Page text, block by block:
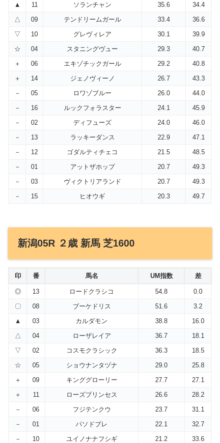
▲
11 ソランチャン 35.6
34.4
△
09 テンドリームガール 33.4
36.6
▽
10 グレヴィレア 30.1
39.9
☆
04 スタニングヴュー 29.3
40.7
＋
06 エキゾチックガール 29.2
40.8
＋
14 ジェノヴィーノ 26.7
43.3
－
05 ロワゾブルー 26.0
44.0
－
16 ルックフォラスター 24.1
45.9
－
02 ディフューズ 24.0
46.0
－
13 ラッキーダンス 22.9
47.1
－
12 ゴダルティチェコ 21.5
48.5
－
01 アットザホップ 20.7
49.3
－
03 ヴィクトリアランド 20.7
49.3
－
15 ヒオウギ 20.3 49.7
新潟05R ２歳 新馬 芝1600
印 番 馬名 UM指数 差
◎ 13 ロードクラシコ 54.8
0.0
〇
08 ブーケドリス 51.6
3.2
▲
03 カルダモン 38.8
16.0
△
04 ローザレイア 36.7
18.1
▽
02 コスモクラシック 36.3
18.5
☆
05 ショウナンタヅナ 29.0
25.8
＋
09 キンググローリー 27.7
27.1
＋
11 ローズプリンセス 26.6
28.2
－
06 フジテンクウ 23.7
31.1
－
01 パソドブレ 22.1
32.7
－
10 ユイノナナフシギ 21.2
33.6